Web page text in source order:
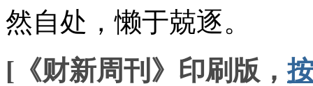
然自处，懒于兢逐。
[《财新周刊》印刷版，